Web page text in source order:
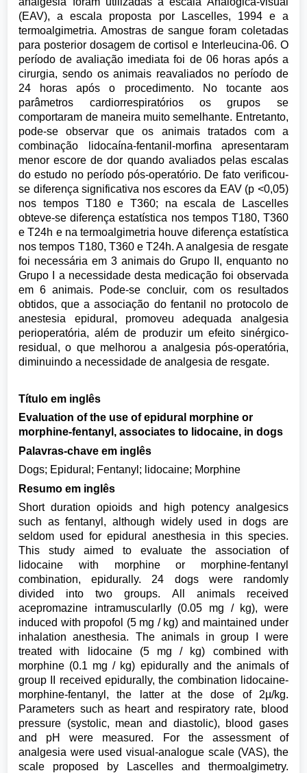
(EAV), a escala proposta por Lascelles, 1994 e a
termoalgimetria. Amostras de sangue foram coletadas
para posterior dosagem de cortisol e Interleucina-06. O
período de avaliação imediata foi de 06 horas após a
cirurgia, sendo os animais reavaliados no período de
24 horas após o procedimento. No tocante aos
parâmetros cardiorrespiratórios os grupos se
comportaram de maneira muito semelhante. Entretanto,
pode-se observar que os animais tratados com a
combinação lidocaína-fentanil-morfina apresentaram
menor escore de dor quando avaliados pelas escalas
do estudo no período pós-operatório. De fato verificou-
se diferença significativa nos escores da EAV (p <0,05)
nos tempos T180 e T360; na escala de Lascelles
obteve-se diferença estatística nos tempos T180, T360
e T24h e na termoalgimetria houve diferença estatística
nos tempos T180, T360 e T24h. A analgesia de resgate
foi necessária em 3 animais do Grupo II, enquanto no
Grupo I a necessidade desta medicação foi observada
em 6 animais. Pode-se concluir, com os resultados
obtidos, que a associação do fentanil no protocolo de
anestesia epidural, promoveu adequada analgesia
perioperatória, além de produzir um efeito sinérgico-
residual, o que melhorou a analgesia pós-operatória,
diminuindo a necessidade de analgesia de resgate.
Título em inglês
Evaluation of the use of epidural morphine or
morphine-fentanyl, associates to lidocaine, in dogs
Palavras-chave em inglês
Dogs; Epidural; Fentanyl; lidocaine; Morphine
Resumo em inglês
Short duration opioids and high potency analgesics
such as fentanyl, although widely used in dogs are
seldom used for epidural anesthesia in this species.
This study aimed to evaluate the association of
lidocaine with morphine or morphine-fentanyl
combination, epidurally. 24 dogs were randomly
divided into two groups. All animals received
acepromazine intramuscularlly (0.05 mg / kg), were
induced with propofol (5 mg / kg) and maintained under
inhalation anesthesia. The animals in group I were
treated with lidocaine (5 mg / kg) combined with
morphine (0.1 mg / kg) epidurally and the animals of
group II received epidurally, the combination lidocaine-
morphine-fentanyl, the latter at the dose of 2µ/kg.
Parameters such as heart and respiratory rate, blood
pressure (systolic, mean and diastolic), blood gases
and pH were measured. For the assessment of
analgesia were used visual-analogue scale (VAS), the
scale proposed by Lascelles and thermoalgimetry.